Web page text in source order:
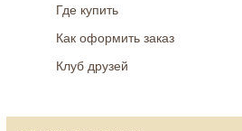
Где купить
Как оформить заказ
Клуб друзей